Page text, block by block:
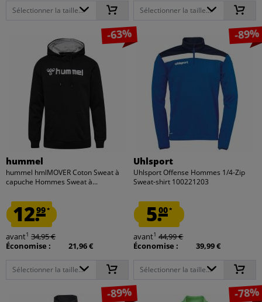
Sélectionner la taille... Sélectionner la taille...
-63%
hummel
hummel hmlMOVER Coton Sweat à
capuche Hommes Sweat à...
12.99*
avant1 34,95 €
Économise :
21,96 €
Sélectionner la taille...
-89%
Uhlsport
Uhlsport Offense Hommes 1/4-Zip
Sweat-shirt 100221203
5.00*
avant1 44,99 €
Économise :
39,99 €
Sélectionner la taille...
-89% -78%